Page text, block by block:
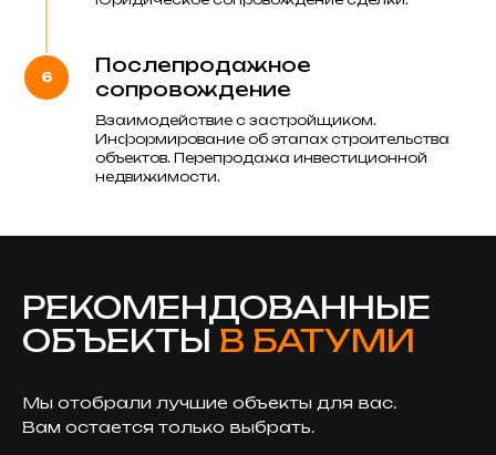
Послепродажное
сопровождение
Взаимодействие с застройщиком.
Информирование об этапах строительства
объектов. Перепродажа инвестиционной
недвижимости.
вы работаете с компанией,
которая опирается на надежные
партнерские связи, использует
только проверенные методы